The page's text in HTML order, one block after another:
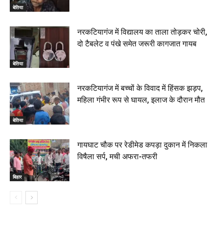
बेतिया
बेतिया
नरकटियागंज में विद्यालय का ताला तोड़कर चोरी,
दो टैबलेट व पंखे समेत जरूरी कागजात गायब
बेतिया
नरकटियागंज में बच्चों के विवाद में हिंसक झड़प,
महिला गंभीर रूप से घायल, इलाज के दौरान मौत
बिहार
गायघाट चौक पर रेडीमेड कपड़ा दुकान में निकला
विषैला सर्प, मची अफरा-तफरी